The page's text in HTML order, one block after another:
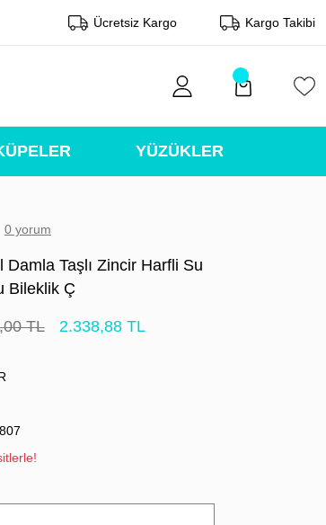
Ücretsiz Kargo Kargo Takibi
YÜZÜKLER
0 yorum
Taşlı Zincir Harfli Su
Bileklik Ç
TL 2.338,88 TL